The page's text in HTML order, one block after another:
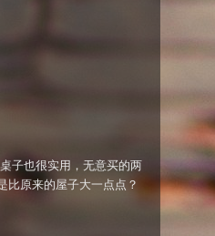
子也很实用，无意买的两
比原来的屋子大一点点？